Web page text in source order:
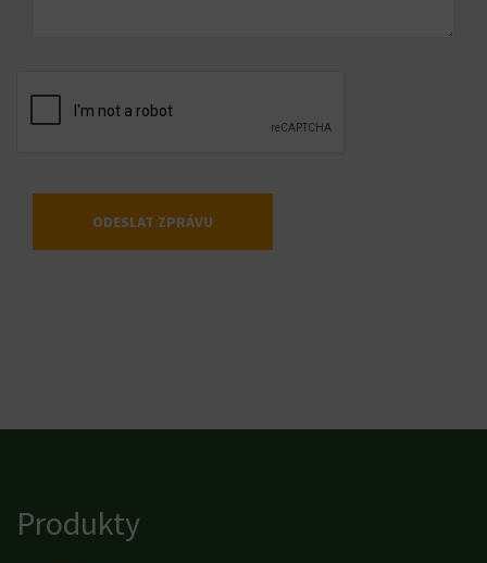
ODESLAT ZPRÁVU
Produkty